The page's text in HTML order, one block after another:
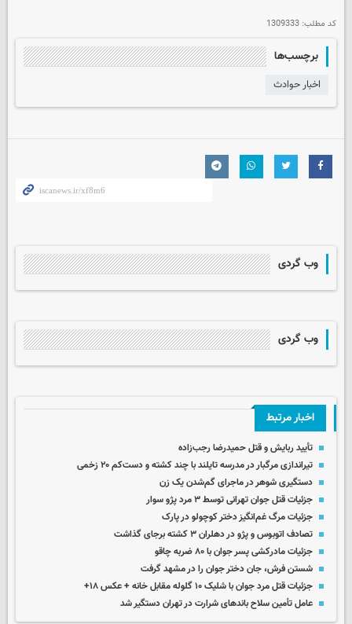
کد مطلب: 1309333
برچسب‌ها
اخبار حوادث
وب گردی
وب گردی
اخبار مرتبط
تأیید ربایش و قتل حمیدرضا رجب‌زاده
تیراندازی مرگبار در مدرسه‌ تایلند با چند کشته و دست‌کم ۲۰ زخمی
دستگیری شوهر در ماجرای گم‌شدن یک زن
جزئیات قتل جوان تهرانی توسط ۳ مرد پژو سوار
جزئیات مرگ غم‌انگیز دختر کوچولو در پارک
تصادف اتوبوس و پژو در دهلران ۳ کشته برجای گذاشت
جزئیات مادرکشی پسر جوان با ۸۰ ضربه چاقو
شستن فرش، جان دختر جوان را در مشهد گرفت
جزئیات قتل مرد جوان با شلیک ۱۰ گلوله مقابل خانه + عکس ۱۸+
عامل تأمین سلاح باندهای شرارت در تهران دستگیر شد